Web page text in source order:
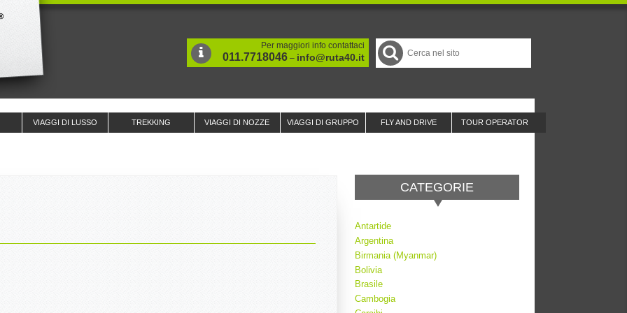
Per maggiori info contattaci
011.7718046 – info@ruta40.it
VIAGGI DI LUSSO TREKKING VIAGGI DI NOZZE VIAGGI DI GRUPPO FLY AND DRIVE TOUR OPERATOR
CATEGORIE
Antartide
Argentina
Birmania (Myanmar)
Bolivia
Brasile
Cambogia